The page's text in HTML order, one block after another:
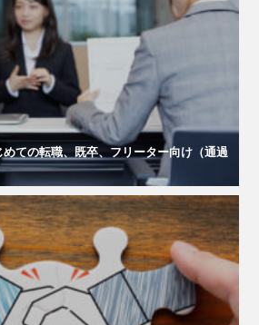
めての転職、既卒、フリーター向け（通過